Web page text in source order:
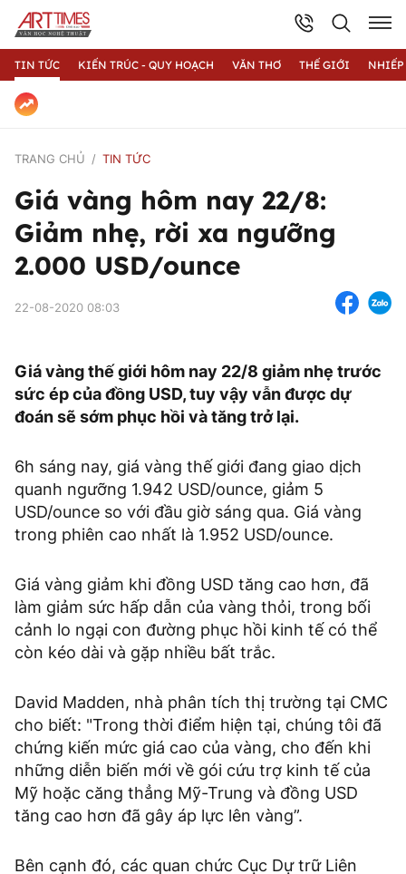
TIN TỨC KIẾN TRÚC - QUY HOẠCH VĂN THƠ THẾ GIỚI
TRANG CHỦ TIN TỨC
Giá vàng hôm nay 22/8:
Giảm nhẹ, rời xa ngưỡng
2.000 USD/ounce
22-08-2020 08:03
Giá vàng thế giới hôm nay 22/8 giảm nhẹ trước
sức ép của đồng USD, tuy vậy vẫn được dự
đoán sẽ sớm phục hồi và tăng trở lại.
6h sáng nay, giá vàng thế giới đang giao dịch
quanh ngưỡng 1.942 USD/ounce, giảm 5
USD/ounce so với đầu giờ sáng qua. Giá vàng
trong phiên cao nhất là 1.952 USD/ounce.
Giá vàng giảm khi đồng USD tăng cao hơn, đã
làm giảm sức hấp dẫn của vàng thỏi, trong bối
cảnh lo ngại con đường phục hồi kinh tế có thể
còn kéo dài và gặp nhiều bất trắc.
David Madden, nhà phân tích thị trường tại CMC
cho biết: "Trong thời điểm hiện tại, chúng tôi đã
chứng kiến mức giá cao của vàng, cho đến khi
những diễn biến mới về gói cứu trợ kinh tế của
Mỹ hoặc căng thẳng Mỹ-Trung và đồng USD
tăng cao hơn đã gây áp lực lên vàng”.
Bên cạnh đó, các quan chức Cục Dự trữ Liên